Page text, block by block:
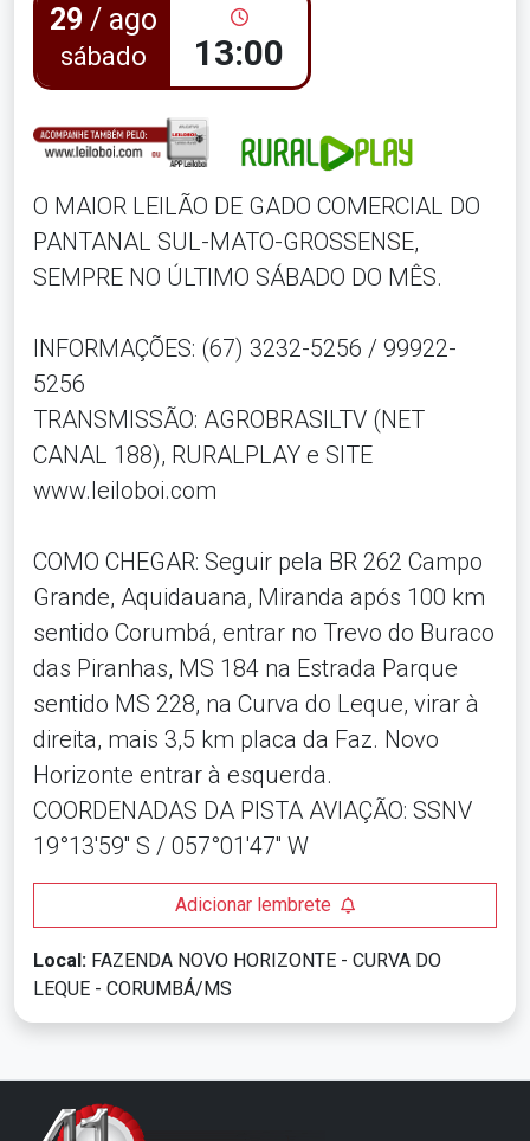
29 / ago
sábado 13:00
O MAIOR LEILÃO DE GADO COMERCIAL DO
PANTANAL SUL-MATO-GROSSENSE,
SEMPRE NO ÚLTIMO SÁBADO DO MÊS.
INFORMAÇÕES: (67) 3232-5256 / 99922-
5256
TRANSMISSÃO: AGROBRASILTV (NET
CANAL 188), RURALPLAY e SITE
www.leiloboi.com
COMO CHEGAR: Seguir pela BR 262 Campo
Grande, Aquidauana, Miranda após 100 km
sentido Corumbá, entrar no Trevo do Buraco
das Piranhas, MS 184 na Estrada Parque
sentido MS 228, na Curva do Leque, virar à
direita, mais 3,5 km placa da Faz. Novo
Horizonte entrar à esquerda.
COORDENADAS DA PISTA AVIAÇÃO: SSNV
19°13'59'' S / 057°01'47'' W
Adicionar lembrete
Local: FAZENDA NOVO HORIZONTE - CURVA DO
LEQUE - CORUMBÁ/MS